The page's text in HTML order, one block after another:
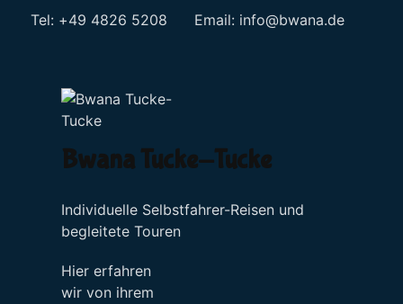
Tel: +49 4826 5208 Email: info@bwana.de
Bwana Tucke-Tucke
Individuelle Selbstfahrer-Reisen und
begleitete Touren
Hier erfahren
wir von ihrem